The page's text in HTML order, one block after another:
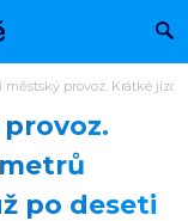
městský provoz. Krátké
po deseti